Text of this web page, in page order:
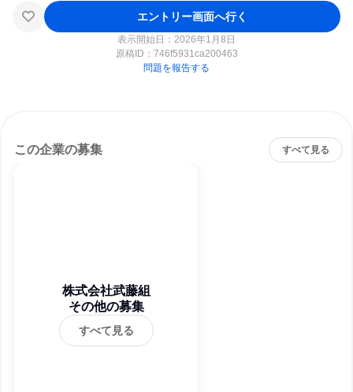
エントリー画面へ行く
表示開始日：2026年1月8日
原稿ID： 746f5931ca200463
問題を報告する
この企業の募集 すべて見る
株式会社武藤組
その他の募集
すべて見る